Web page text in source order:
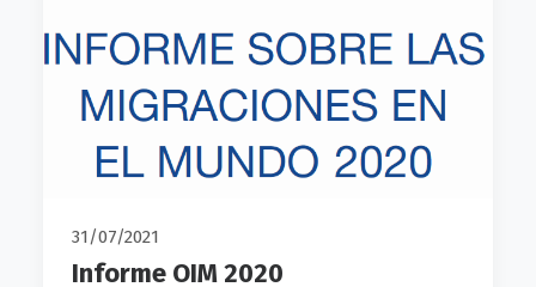
31/07/2021
Informe OIM 2020